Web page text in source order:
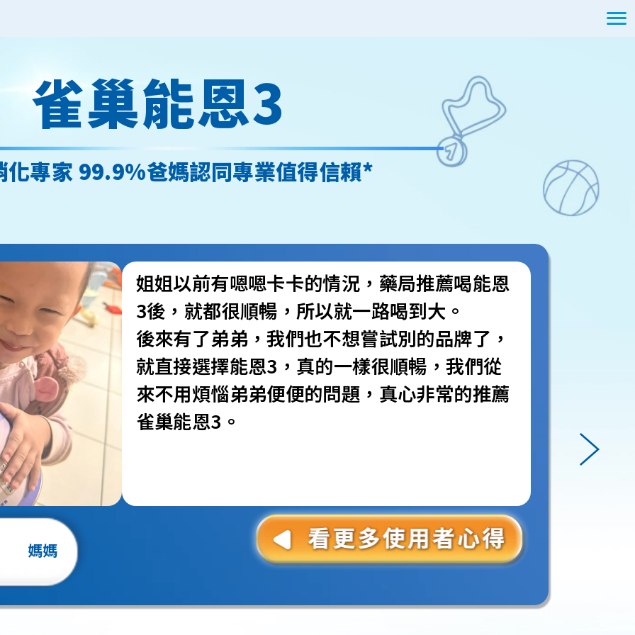
雀巢能恩3
化專家 99.9%爸媽認同專業值得信賴*
媽媽
姐姐以前有嗯嗯卡卡的情況，藥局推薦喝能恩
3後，就都很順暢，所以就一路喝到大。
後來有了弟弟，我們也不想嘗試別的品牌了，
就直接選擇能恩3，真的一樣很順暢，我們從
來不用煩惱弟弟便便的問題，真心非常的推薦
雀巢能恩3。